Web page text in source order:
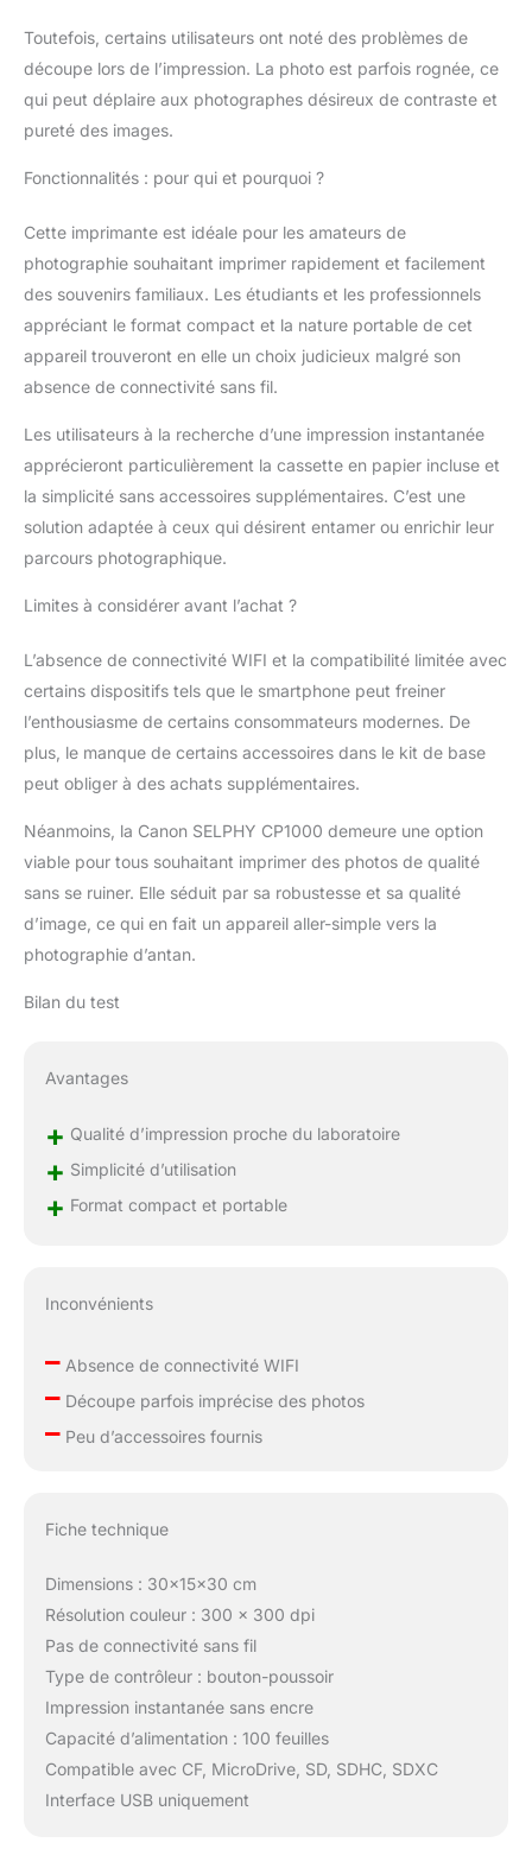
codes QR numérisables
Livré sans recharge ni
commander le
Toutefois, certains utilisateurs ont noté des problèmes de
découpe lors de l’impression. La photo est parfois rognée, ce
qui peut déplaire aux photographes désireux de contraste et
pureté des images.
Fonctionnalités : pour qui et pourquoi ?
Cette imprimante est idéale pour les amateurs de
photographie souhaitant imprimer rapidement et facilement
des souvenirs familiaux. Les étudiants et les professionnels
appréciant le format compact et la nature portable de cet
appareil trouveront en elle un choix judicieux malgré son
absence de connectivité sans fil.
Les utilisateurs à la recherche d’une impression instantanée
apprécieront particulièrement la cassette en papier incluse et
la simplicité sans accessoires supplémentaires. C’est une
solution adaptée à ceux qui désirent entamer ou enrichir leur
parcours photographique.
Limites à considérer avant l’achat ?
L’absence de connectivité WIFI et la compatibilité limitée avec
certains dispositifs tels que le smartphone peut freiner
l’enthousiasme de certains consommateurs modernes. De
plus, le manque de certains accessoires dans le kit de base
peut obliger à des achats supplémentaires.
Néanmoins, la Canon SELPHY CP1000 demeure une option
viable pour tous souhaitant imprimer des photos de qualité
sans se ruiner. Elle séduit par sa robustesse et sa qualité
d’image, ce qui en fait un appareil aller-simple vers la
photographie d’antan.
Bilan du test
Avantages
+ Qualité d’impression proche du laboratoire
+ Simplicité d’utilisation
+ Format compact et portable
Inconvénients
–Absence de connectivité WIFI
–Découpe parfois imprécise des photos
–Peu d’accessoires fournis
Fiche technique
Dimensions : 30x15x30 cm
Résolution couleur : 300 x 300 dpi
Pas de connectivité sans fil
Type de contrôleur : bouton-poussoir
Impression instantanée sans encre
Capacité d’alimentation : 100 feuilles
Compatible avec CF, MicroDrive, SD, SDHC, SDXC
Interface USB uniquement